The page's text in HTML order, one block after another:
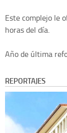
Este complejo le
horas del día.
Año de última
REPORTAJES